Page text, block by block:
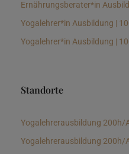
Ernährungsberater*in
Yogalehrer*in Ausbildung |
Yogalehrer*in Ausbildung |
Standorte
Yogalehrerausbildung 200h/
Yogalehrerausbildung 200h/